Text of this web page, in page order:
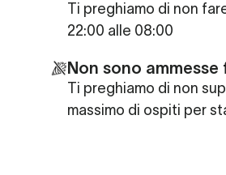
Ti preghiamo di non
22:00 alle 08:00
Non sono ammesse
Ti preghiamo di non
massimo di ospiti per